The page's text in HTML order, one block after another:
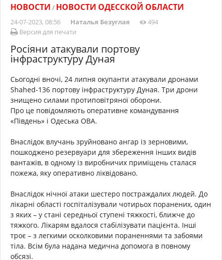
НОВОСТИ / НОВОСТИ ОДЕССКОЙ ОБЛАСТИ
24-07-2023, 08:56 Наталья Безуглая
494
Версия для печати
Росіяни атакували портову
інфраструктуру Дуная
Сьогодні вночі, 24 липня окупанти атакували дронами
Shahed-136 портову інфраструктуру Дуная. Три дрони
знищено силами протиповітряної оборони.
Про це повідомляють оперативне командування
«Південь» і Одеська ОВА.
Внаслідок влучань зруйновано ангар із зерновими,
пошкоджено резервуари для збереження інших видів
вантажів, в одному із виробничих приміщень сталася
пожежа, яку оперативно ліквідовано.
Внаслідок нічної атаки шестеро постраждалих людей. До
лікарні області госпіталізували чотирьох поранених, один
з яких – у стані середньої ступені тяжкості, ближче до
тяжкого. Лікарям вдалося стабілізувати пацієнта. Інші
троє – з легкими осколковими пораненнями та забоями
тіла. Всім була надана медична допомога в повному
обсязі.